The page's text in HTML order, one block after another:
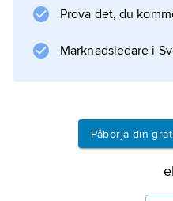
Information
Prova det, du
Marknadsledare i
Påbörja din